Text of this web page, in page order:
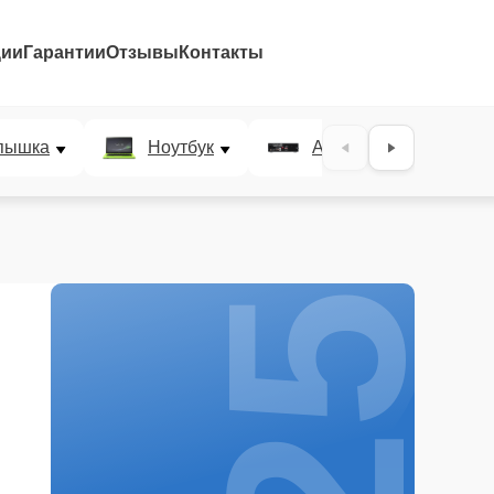
ГарантииОтзывы Контакты
Ноутбук AV-ресивер
25%